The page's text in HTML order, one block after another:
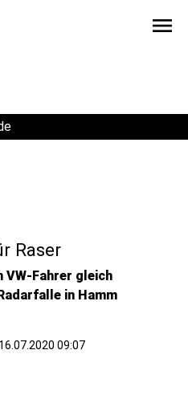
menu
Raser
VW-Fahrer gleich
in Hamm
09:07